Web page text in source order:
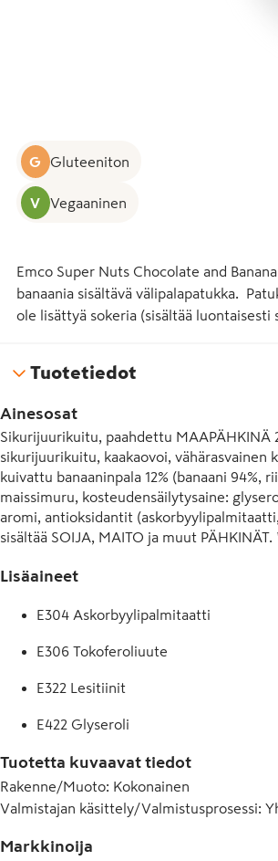
G Gluteeniton
V Vegaaninen
Emco Super Nuts Chocolate and
banaania sisältävä välipalapatukka.
ole lisättyä sokeria (sisältää luontaisesti
Tuotetiedot
Ainesosat
Sikurijuurikuitu, paahdettu MAAPÄHKINÄ
sikurijuurikuitu, kaakaovoi, vähärasvainen
kuivattu banaaninpala 12% (banaani 94%,
maissimuru, kosteudensäilytysaine:
aromi, antioksidantit
sisältää SOIJA, MAITO ja muut
Lisäaineet
E304 Askorbyylipalmitaatti
E306 Tokoferoliuute
E322 Lesitiinit
E422 Glyseroli
Tuotetta kuvaavat tiedot
Rakenne/Muoto: Kokonainen
Valmistajan käsittely/Valmistusprosessi:
Markkinoija